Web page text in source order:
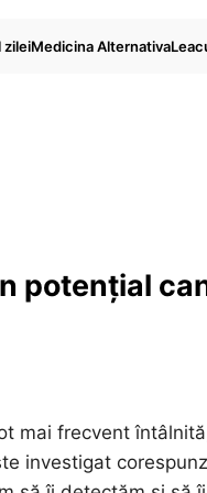
zileiMedicina Alternativa
potențial
mai frecvent
investigat